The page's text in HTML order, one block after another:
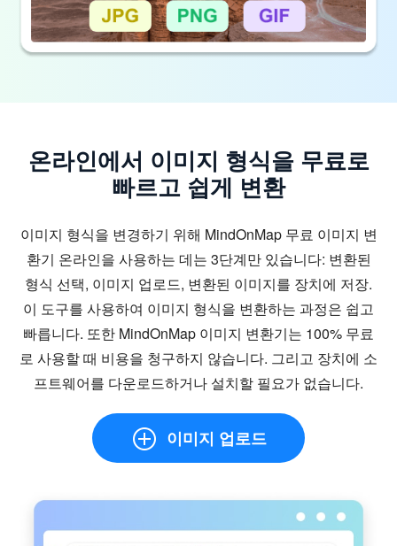
온라인에서 이미지 형식을 무료로
빠르고 쉽게 변환
이미지 형식을 변경하기 위해 MindOnMap 무료 이미지 변
환기 온라인을 사용하는 데는 3단계만 있습니다: 변환된
형식 선택, 이미지 업로드, 변환된 이미지를 장치에 저장.
이 도구를 사용하여 이미지 형식을 변환하는 과정은 쉽고
빠릅니다. 또한 MindOnMap 이미지 변환기는 100% 무료
로 사용할 때 비용을 청구하지 않습니다. 그리고 장치에 소
프트웨어를 다운로드하거나 설치할 필요가 없습니다.
이미지 업로드